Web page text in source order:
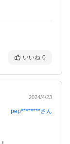
いいね 0
2024/4/23
pep********さん